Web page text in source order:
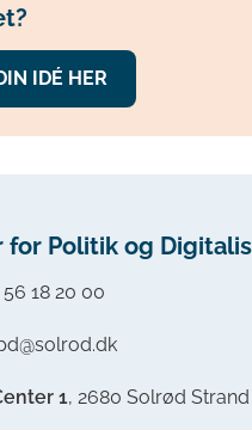
IDÉ HER
for Politik og
56 18 20 00
1, 2680 Solrød Strand